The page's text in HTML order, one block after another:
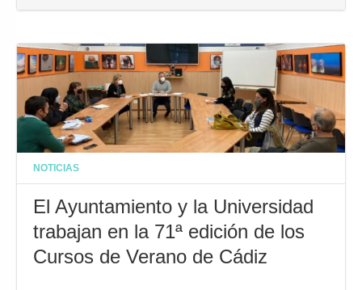
NOTICIAS
El Ayuntamiento y la Universidad
trabajan en la 71ª edición de los
Cursos de Verano de Cádiz